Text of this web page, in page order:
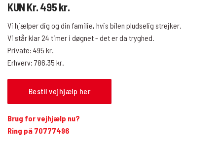
KUN Kr. 495 kr.
Vi hjælper dig og din familie, hvis bilen pludselig strejker.
Vi står klar 24 timer i døgnet - det er da tryghed.
Private: 495 kr.
Erhverv: 786,35 kr.
Bestil vejhjælp her
Brug for vejhjælp nu?
Ring på 70777496